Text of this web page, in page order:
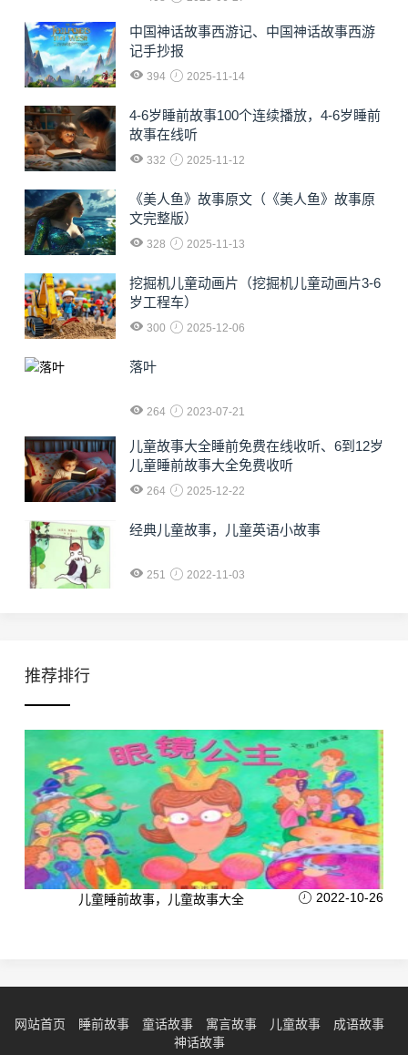
中国神话故事西游记、中国神话故事西游
记手抄报
394 2025-11-14
4-6岁睡前故事100个连续播放，4-6岁睡前
故事在线听
332 2025-11-12
《美人鱼》故事原文（《美人鱼》故事原
文完整版）
328 2025-11-13
挖掘机儿童动画片（挖掘机儿童动画片3-6
岁工程车）
300 2025-12-06
落叶
264 2023-07-21
儿童故事大全睡前免费在线收听、6到12岁
儿童睡前故事大全免费收听
264 2025-12-22
经典儿童故事，儿童英语小故事
251 2022-11-03
推荐排行
儿童睡前故事，儿童故事大全 2022-10-26
网站首页 睡前故事 童话故事 寓言故事 儿童故事
成语故事
神话故事